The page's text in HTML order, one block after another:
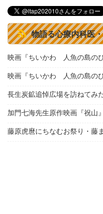
物語る心療内科医
映画『ちいかわ 人魚の島の
映画『ちいかわ 人魚の島の
長生炭鉱追悼広場を訪ねてみ
加門七海先生原作映画『祝山
藤原虎麿にちなむお祭り・藤